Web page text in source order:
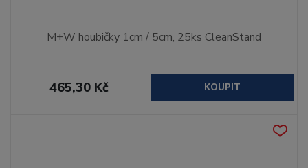
M+W houbičky 1cm / 5cm, 25ks CleanStand
465,30 Kč KOUPIT